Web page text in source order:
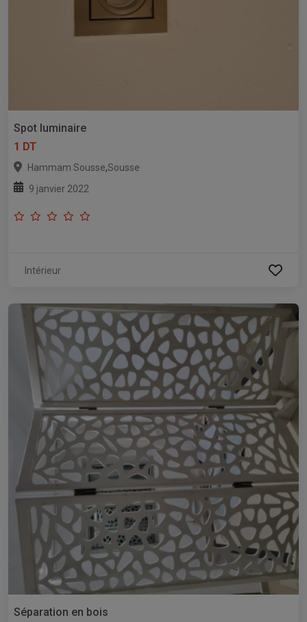
Spot luminaire
1 DT
Hammam Sousse,Sousse
9 janvier 2022
Intérieur
Séparation en bois